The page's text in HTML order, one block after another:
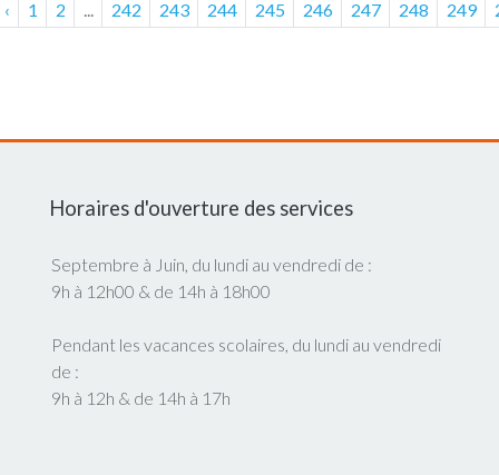
‹ 1 2 ... 242 243 244 245 246 247 248 249
Horaires d'ouverture des services
Septembre à Juin, du lundi au vendredi de :
9h à 12h00 & de 14h à 18h00
Pendant les vacances scolaires, du lundi au vendredi
de :
9h à 12h & de 14h à 17h